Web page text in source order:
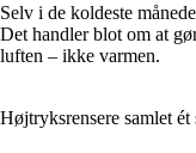
Selv i de koldeste
Det handler blot om at
luften – ikke varmen.
Højtryksrensere samlet